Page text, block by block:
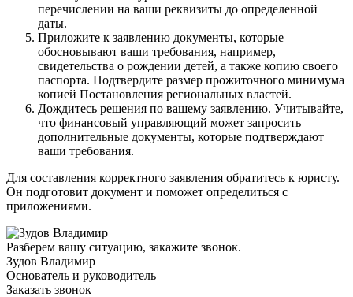
перечислении на ваши реквизиты до определенной
даты.
Приложите к заявлению документы, которые
обосновывают ваши требования, например,
свидетельства о рождении детей, а также копию своего
паспорта. Подтвердите размер прожиточного минимума
копией Постановления региональных властей.
Дождитесь решения по вашему заявлению. Учитывайте,
что финансовый управляющий может запросить
дополнительные документы, которые подтверждают
ваши требования.
Для составления корректного заявления обратитесь к юристу.
Он подготовит документ и поможет определиться с
приложениями.
Разберем вашу ситуацию, закажите звонок.
Зудов Владимир
Основатель и руководитель
Заказать звонок